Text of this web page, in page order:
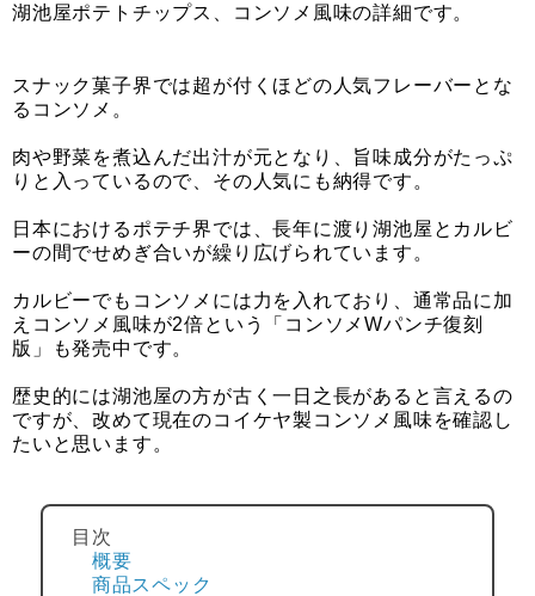
湖池屋ポテトチップス、コンソメ風味の詳細です。
スナック菓子界では超が付くほどの人気フレーバーとな
るコンソメ。
肉や野菜を煮込んだ出汁が元となり、旨味成分がたっぷ
りと入っているので、その人気にも納得です。
日本におけるポテチ界では、長年に渡り湖池屋とカルビ
ーの間でせめぎ合いが繰り広げられています。
カルビーでもコンソメには力を入れており、通常品に加
えコンソメ風味が2倍という「コンソメWパンチ復刻
版」も発売中です。
歴史的には湖池屋の方が古く一日之長があると言えるの
ですが、改めて現在のコイケヤ製コンソメ風味を確認し
たいと思います。
目次
概要
商品スペック